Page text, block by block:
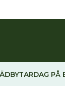
PÅ